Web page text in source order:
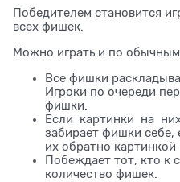
Победителем становится
всех фишек.
Можно играть и по
Все фишки
Игроки по очереди
фишки.
Если картинки на
забирает фишки себе,
их обратно картинкой
Побеждает тот, кто к
количество фишек.